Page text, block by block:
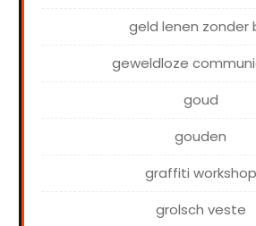
geld lenen zonder
geweldloze
goud
gouden
graffiti workshop
grolsch veste